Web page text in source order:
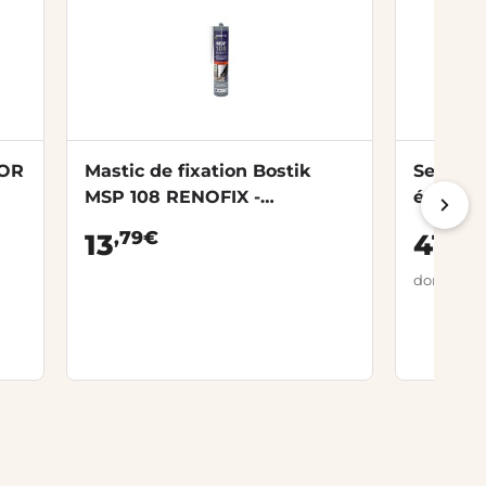
Mastic de fixation Bostik
MSP 108 RENOFIX -
13,79€
Seuil
éclair
41
dont 0,06